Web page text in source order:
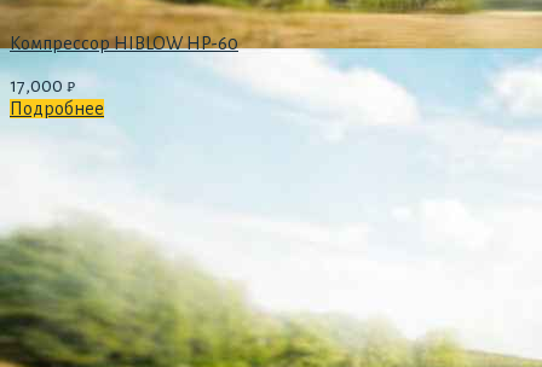
Компрессор HIBLOW HP-60
17,000 ₽
Подробнее